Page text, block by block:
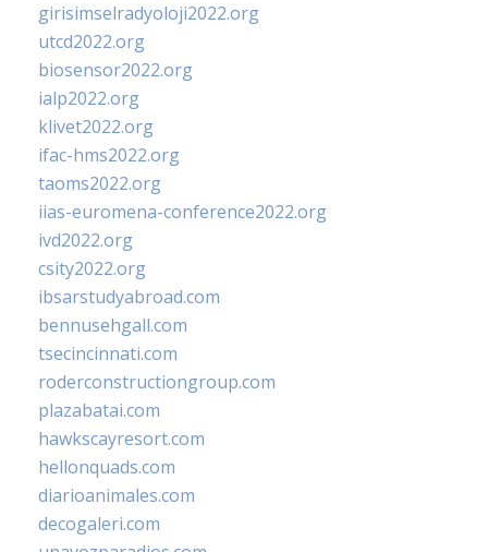
girisimselradyoloji2022.org
utcd2022.org
biosensor2022.org
ialp2022.org
klivet2022.org
ifac-hms2022.org
taoms2022.org
iias-euromena-conference2022.org
ivd2022.org
csity2022.org
ibsarstudyabroad.com
bennusehgall.com
tsecincinnati.com
roderconstructiongroup.com
plazabatai.com
hawkscayresort.com
hellonquads.com
diarioanimales.com
decogaleri.com